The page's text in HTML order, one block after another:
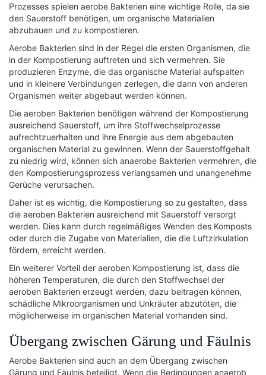
Prozesses spielen aerobe Bakterien eine wichtige Rolle, da sie
den Sauerstoff benötigen, um organische Materialien
abzubauen und zu kompostieren.
Aerobe Bakterien sind in der Regel die ersten Organismen, die
in der Kompostierung auftreten und sich vermehren. Sie
produzieren Enzyme, die das organische Material aufspalten
und in kleinere Verbindungen zerlegen, die dann von anderen
Organismen weiter abgebaut werden können.
Die aeroben Bakterien benötigen während der Kompostierung
ausreichend Sauerstoff, um ihre Stoffwechselprozesse
aufrechtzuerhalten und ihre Energie aus dem abgebauten
organischen Material zu gewinnen. Wenn der Sauerstoffgehalt
zu niedrig wird, können sich anaerobe Bakterien vermehren, die
den Kompostierungsprozess verlangsamen und unangenehme
Gerüche verursachen.
Daher ist es wichtig, die Kompostierung so zu gestalten, dass
die aeroben Bakterien ausreichend mit Sauerstoff versorgt
werden. Dies kann durch regelmäßiges Wenden des Komposts
oder durch die Zugabe von Materialien, die die Luftzirkulation
fördern, erreicht werden.
Ein weiterer Vorteil der aeroben Kompostierung ist, dass die
höheren Temperaturen, die durch den Stoffwechsel der
aeroben Bakterien erzeugt werden, dazu beitragen können,
schädliche Mikroorganismen und Unkräuter abzutöten, die
möglicherweise im organischen Material vorhanden sind.
Übergang zwischen Gärung und Fäulnis
Aerobe Bakterien sind auch an dem Übergang zwischen
Gärung und Fäulnis beteiligt. Wenn die Bedingungen anaerob